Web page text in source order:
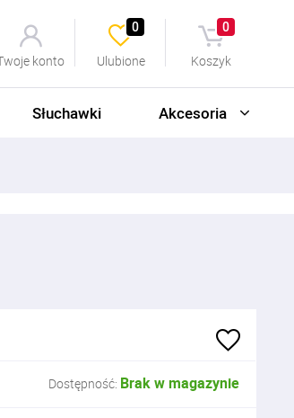
konto Ulubione
0
Koszyk
0
Słuchawki Akcesoria
Dostępność: Brak w magazynie